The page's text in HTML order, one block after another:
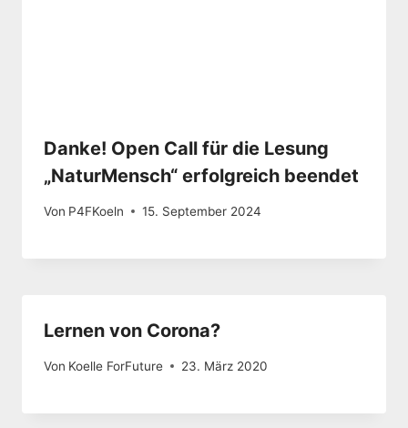
Danke! Open Call für die Lesung
„NaturMensch“ erfolgreich beendet
Von P4FKoeln 15. September 2024
Lernen von Corona?
Von Koelle ForFuture 23. März 2020